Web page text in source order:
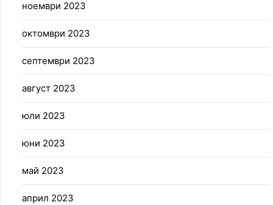
ноември 2023
октомври 2023
септември 2023
август 2023
юли 2023
юни 2023
май 2023
април 2023